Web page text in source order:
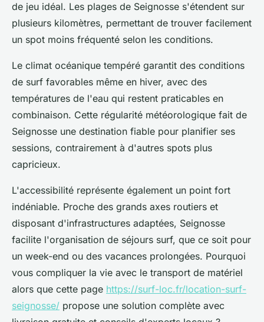
de jeu idéal. Les plages de Seignosse s'étendent sur
plusieurs kilomètres, permettant de trouver facilement
un spot moins fréquenté selon les conditions.
Le climat océanique tempéré garantit des conditions
de surf favorables même en hiver, avec des
températures de l'eau qui restent praticables en
combinaison. Cette régularité météorologique fait de
Seignosse une destination fiable pour planifier ses
sessions, contrairement à d'autres spots plus
capricieux.
L'accessibilité représente également un point fort
indéniable. Proche des grands axes routiers et
disposant d'infrastructures adaptées, Seignosse
facilite l'organisation de séjours surf, que ce soit pour
un week-end ou des vacances prolongées. Pourquoi
vous compliquer la vie avec le transport de matériel
alors que cette page https://surf-loc.fr/location-surf-
seignosse/ propose une solution complète avec